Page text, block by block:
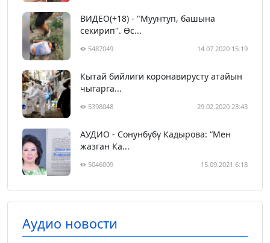
ВИДЕО(+18) - "Муунтуп, башына
секирип". Өс...
5487049 14.07.2020 15:19
Кытай бийлиги коронавирусту атайын
чыгарга...
5398048 29.02.2020 23:43
АУДИО - Сонунбүбү Кадырова: “Мен
жазган Ка...
5046009 15.09.2021 6:18
Аудио новости